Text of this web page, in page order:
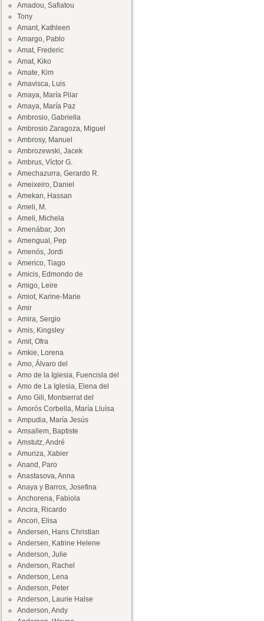
Amadou, Safiatou
Tony
Amant, Kathleen
Amargo, Pablo
Amat, Frederic
Amat, Kiko
Amate, Kim
Amavisca, Luis
Amaya, María Pilar
Amaya, María Paz
Ambrosio, Gabriella
Ambrosio Zaragoza, Miguel
Ambrosy, Manuel
Ambrozewski, Jacek
Ambrus, Víctor G.
Amechazurra, Gerardo R.
Ameixeiro, Daniel
Amekan, Hassan
Ameli, M.
Ameli, Michela
Amenábar, Jon
Amengual, Pep
Amenós, Jordi
Americo, Tiago
Amicis, Edmondo de
Amigo, Leire
Amiot, Karine-Marie
Amir
Amira, Sergio
Amis, Kingsley
Amit, Ofra
Amkie, Lorena
Amo, Álvaro del
Amo de la Iglesia, Fuencisla del
Amo de La Iglesia, Elena del
Amo Gili, Montserrat del
Amorós Corbella, María Lluïsa
Ampudia, María Jesús
Amsallem, Baptiste
Amstutz, André
Amuriza, Xabier
Anand, Paro
Anastasova, Anna
Anaya y Barros, Josefina
Anchorena, Fabiola
Ancira, Ricardo
Ancori, Elisa
Andersen, Hans Christian
Andersen, Katrine Helene
Anderson, Julie
Anderson, Rachel
Anderson, Lena
Anderson, Peter
Anderson, Laurie Halse
Anderson, Andy